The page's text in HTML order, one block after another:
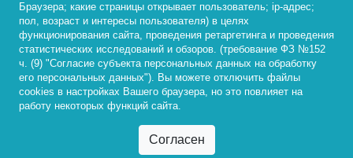
Федеральный портал «Российское образование»
http://www.edu.ru/
© 2026, ФГБОУ ВО «Байкальский государственный
университет»
Браузера; какие страницы открывает пользователь; ip-адрес;
пол, возраст и интересы пользователя) в целях
функционирования сайта, проведения ретаргетинга и проведения
статистических исследований и обзоров. (требование ФЗ №152
ч. (9) "Согласие субъекта персональных данных на обработку
его персональных данных"). Вы можете отключить файлы
cookies в настройках Вашего браузера, но это повлияет на
работу некоторых функций сайта.